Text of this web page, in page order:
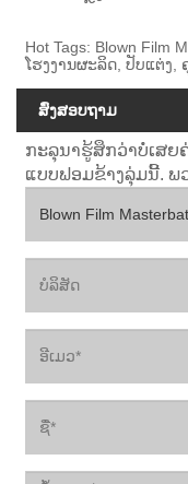
Hot Tags: Blown Film
ໂຮງງານຜະລິດ, ປັບແຕ່ງ,
ສົ່ງສອບຖາມ
ກະລຸນາຮູ້ສຶກວ່າບໍ່ເສຍ
ແບບຟອມຂ້າງລຸ່ມນີ້. ພ